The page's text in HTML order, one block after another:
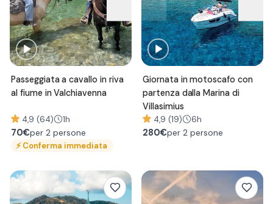
Passeggiata a cavallo in riva
al fiume in Valchiavenna
4,9 (64) 1h
70€per 2 persone
⚡Conferma immediata
Giornata in motoscafo con
partenza dalla Marina di
Villasimius
4,9 (19) 6h
280€per 2 persone